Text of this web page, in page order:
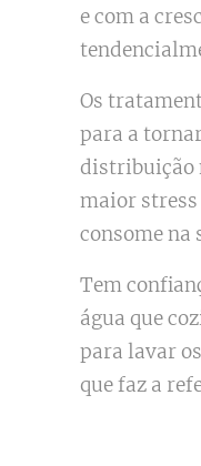
e com a
Os
para a
distribuição
maior
consome na
Tem
água que
para lavar
que faz a